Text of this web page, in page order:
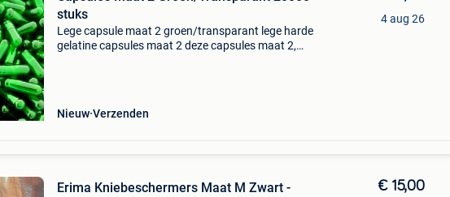
stuks
Lege capsule maat 2 groen/transparant lege harde
gelatine capsules maat 2 deze capsules maat 2,
Nieuw Verzenden
4 aug 26
Erima Kniebeschermers Maat M Zwart -
€ 15,00